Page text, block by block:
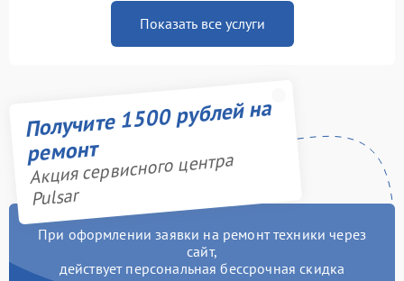
Показать все услуги
Получите 1500 рублей на
ремонт
Акция сервисного центра
Pulsar
При оформлении заявки на ремонт техники через
сайт,
действует персональная бессрочная скидка